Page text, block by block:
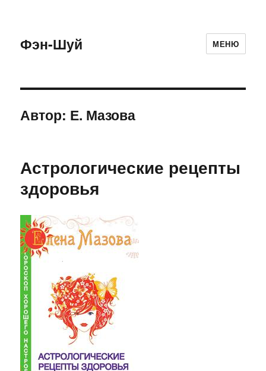
Фэн-Шуй МЕНЮ
Автор: Е. Мазова
Астрологические рецепты
здоровья